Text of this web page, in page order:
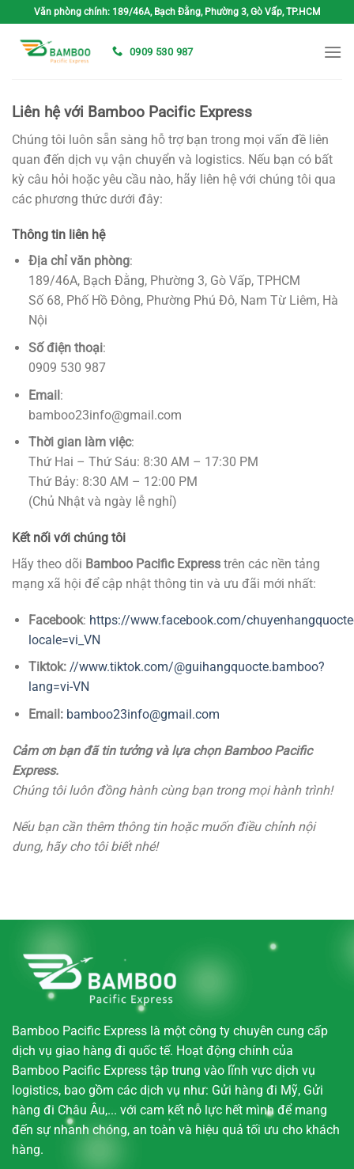
qua
Văn phòng chính: 189/46A, Bạch Đằng, Phường 3, Gò Vấp, TP.HCM
0909 530 987
Liên hệ với Bamboo Pacific Express
Chúng tôi luôn sẵn sàng hỗ trợ bạn trong mọi vấn đề liên
quan đến dịch vụ vận chuyển và logistics. Nếu bạn có bất
kỳ câu hỏi hoặc yêu cầu nào, hãy liên hệ với chúng tôi qua
các phương thức dưới đây:
Thông tin liên hệ
Địa chỉ văn phòng:
189/46A, Bạch Đằng, Phường 3, Gò Vấp, TPHCM
Số 68, Phố Hồ Đông, Phường Phú Đô, Nam Từ Liêm, Hà
Nội
Số điện thoại:
0909 530 987
Email:
bamboo23info@gmail.com
Thời gian làm việc:
Thứ Hai – Thứ Sáu: 8:30 AM – 17:30 PM
Thứ Bảy: 8:30 AM – 12:00 PM
(Chủ Nhật và ngày lễ nghỉ)
Kết nối với chúng tôi
Hãy theo dõi Bamboo Pacific Express trên các nền tảng
mạng xã hội để cập nhật thông tin và ưu đãi mới nhất:
Facebook: https://www.facebook.com/
locale=vi_VN
Tiktok: //www.tiktok.com/@guihangquocte.bamboo?
lang=vi-VN
Email: bamboo23info@gmail.com
Cảm ơn bạn đã tin tưởng và lựa chọn Bamboo Pacific
Express.
Chúng tôi luôn đồng hành cùng bạn trong mọi hành trình!
Nếu bạn cần thêm thông tin hoặc muốn điều chỉnh nội
dung, hãy cho tôi biết nhé!
Bamboo Pacific Express là một công ty chuyên cung cấp
dịch vụ giao hàng đi quốc tế. Hoạt động chính của
Bamboo Pacific Express tập trung vào lĩnh vực dịch vụ
logistics, bao gồm các dịch vụ như: Gửi hàng đi Mỹ, Gửi
hàng đi Châu Âu,... với cam kết nỗ lực hết mình để mang
đến sự nhanh chóng, an toàn và hiệu quả tối ưu cho khách
hàng.